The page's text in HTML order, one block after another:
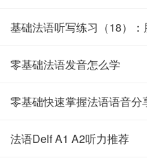
基础法语听写练习（18）：
零基础法语发音怎么学
零基础快速掌握法语语音分
法语Delf A1 A2听力推荐